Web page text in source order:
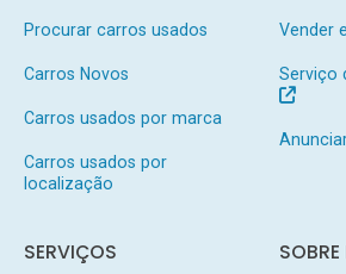
Procurar carros usados
Carros Novos
Carros usados por marca
Carros usados por
localização
Vender
Serviço
SERVIÇOS